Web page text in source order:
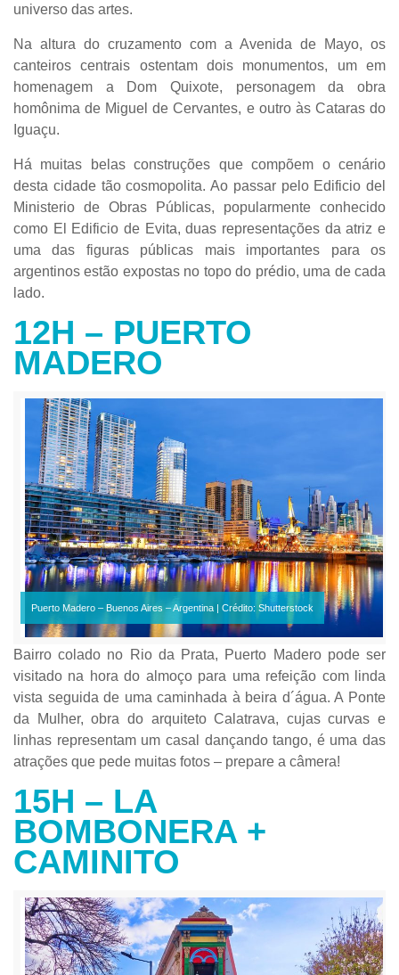
universo das artes.
Na altura do cruzamento com a Avenida de Mayo, os
canteiros centrais ostentam dois monumentos, um em
homenagem a Dom Quixote, personagem da obra
homônima de Miguel de Cervantes, e outro às Cataras do
Iguaçu.
Há muitas belas construções que compõem o cenário
desta cidade tão cosmopolita. Ao passar pelo Edificio del
Ministerio de Obras Públicas, popularmente conhecido
como El Edificio de Evita, duas representações da atriz e
uma das figuras públicas mais importantes para os
argentinos estão expostas no topo do prédio, uma de cada
lado.
12H – PUERTO
MADERO
Puerto Madero – Buenos Aires – Argentina | Crédito: Shutterstock
Bairro colado no Rio da Prata, Puerto Madero pode ser
visitado na hora do almoço para uma refeição com linda
vista seguida de uma caminhada à beira d´água. A Ponte
da Mulher, obra do arquiteto Calatrava, cujas curvas e
linhas representam um casal dançando tango, é uma das
atrações que pede muitas fotos – prepare a câmera!
15H – LA
BOMBONERA +
CAMINITO